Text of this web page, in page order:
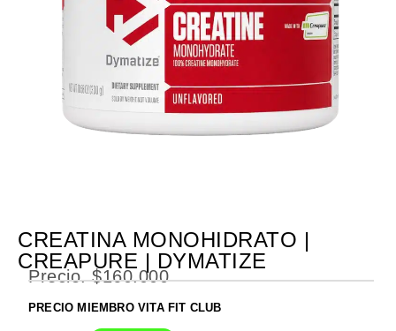
CREATINA MONOHIDRATO |
CREAPURE | DYMATIZE
Precio.$160.000
PRECIO MIEMBRO VITA FIT CLUB